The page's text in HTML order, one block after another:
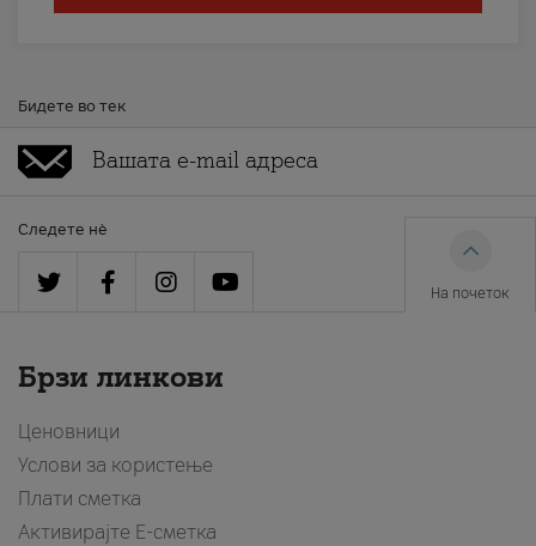
Бидете во тек
Следете нè
На почеток
Брзи линкови
Ценовници
Услови за користење
Плати сметка
Активирајте Е-сметка